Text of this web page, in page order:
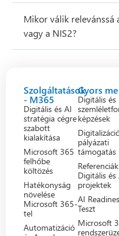
Mikor válik relevánssá
vagy a NIS2?
Szolgáltatások
- M365
Digitális és AI
stratégia cégre
szabott
kialakítása
Microsoft 365
felhőbe
költözés
Hatékonyság
növelése
Microsoft 365-
tel
Automatizáció
Gyors
Digitális és
képzések
pályázati
támogatás
Digitális és
projektek
AI
Teszt
Microsoft